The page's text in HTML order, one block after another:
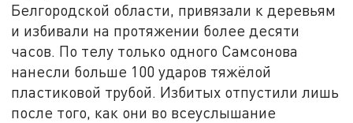
Белгородской области, привязали к деревьям
и избивали на протяжении более десяти
часов. По телу только одного Самсонова
нанесли больше 100 ударов тяжёлой
пластиковой трубой. Избитых отпустили лишь
после того, как они во всеуслышание